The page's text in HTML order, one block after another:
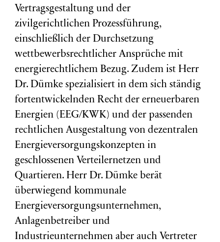
Vertragsgestaltung und der
zivilgerichtlichen Prozessführung,
einschließlich der Durchsetzung
wettbewerbsrechtlicher Ansprüche mit
energierechtlichem Bezug. Zudem ist Herr
Dr. Dümke spezialisiert in dem sich ständig
fortentwickelnden Recht der erneuerbaren
Energien (EEG/KWK) und der passenden
rechtlichen Ausgestaltung von dezentralen
Energieversorgungskonzepten in
geschlossenen Verteilernetzen und
Quartieren. Herr Dr. Dümke berät
überwiegend kommunale
Energieversorgungsunternehmen,
Anlagenbetreiber und
Industrieunternehmen aber auch Vertreter